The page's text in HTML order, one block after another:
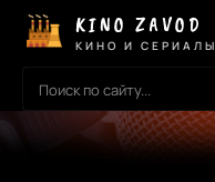
KINO ZAVOD
КИНО И СЕРИАЛЫ